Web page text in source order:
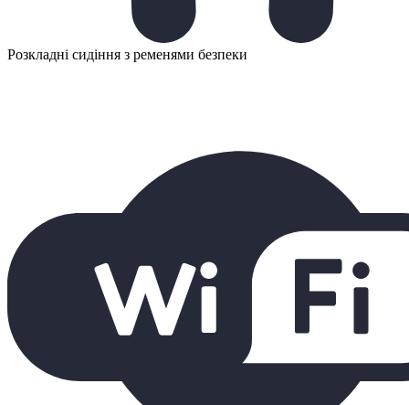
Розкладні сидіння з ременями безпеки